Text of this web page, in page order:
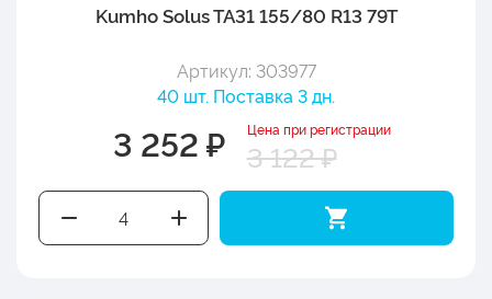
Kumho Solus TA31 155/80 R13 79T
Артикул: 303977
40 шт. Поставка 3 дн.
3 252 ₽ Цена при регистрации
3 122 ₽